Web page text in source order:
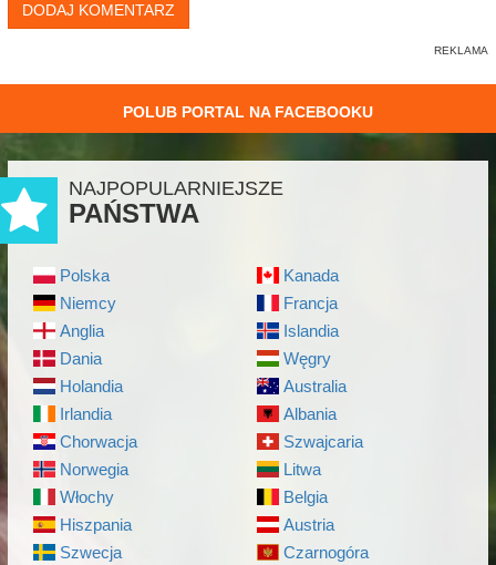
DODAJ KOMENTARZ
POLUB PORTAL NA FACEBOOKU
NAJPOPULARNIEJSZE
PAŃSTWA
Polska
Niemcy
Anglia
Dania
Holandia
Irlandia
Chorwacja
Norwegia
Włochy
Hiszpania
Szwecja
Kanada
Francja
Islandia
Węgry
Australia
Albania
Szwajcaria
Litwa
Belgia
Austria
Czarnogóra